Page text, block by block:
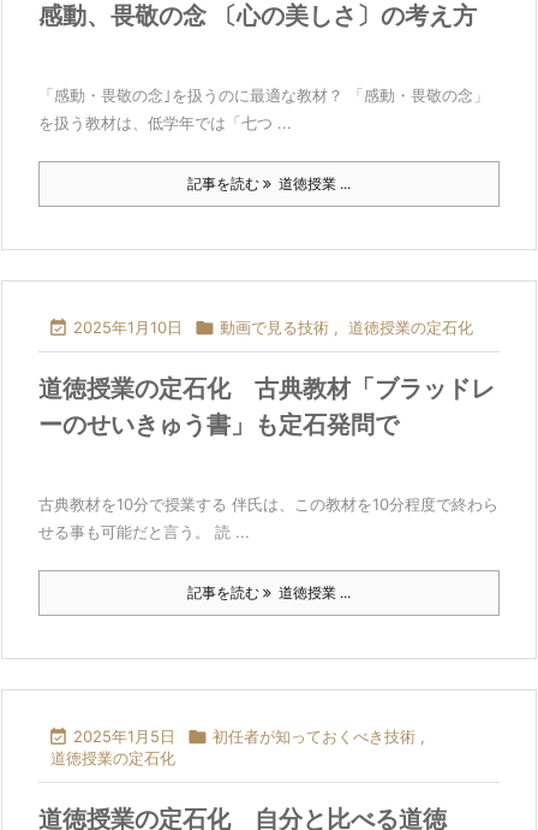
感動、畏敬の念 〔心の美しさ〕の考え方
「感動・畏敬の念｣を扱うのに最適な教材？ 「感動・畏敬の念」
を扱う教材は、低学年では「七つ ...
記事を読む 道徳授業 ...
 2025年1月10日  動画で見る技術 , 道徳授業の定石化
道徳授業の定石化 古典教材「ブラッドレ
ーのせいきゅう書」も定石発問で
古典教材を10分で授業する 伴氏は、この教材を10分程度で終わら
せる事も可能だと言う。 読 ...
記事を読む 道徳授業 ...
 2025年1月5日  初任者が知っておくべき技術 ,
道徳授業の定石化
道徳授業の定石化 自分と比べる道徳